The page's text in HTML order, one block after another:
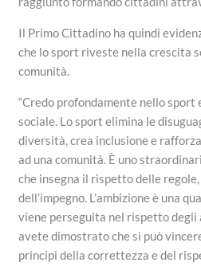
Il Primo Cittadino ha quindi
che lo sport riveste nella crescita
comunità.
“Credo profondamente nello sport
sociale. Lo sport elimina le
diversità, crea inclusione e
ad una comunità. È uno
che insegna il rispetto delle
dell’impegno. L’ambizione è una
viene perseguita nel rispetto degli
avete dimostrato che si può
principi della correttezza e del